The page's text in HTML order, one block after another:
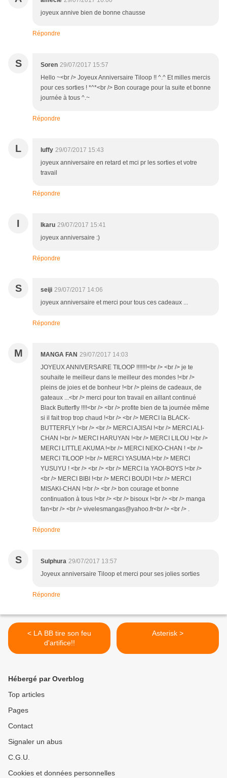
joyeux annive bien de bonne chausse
Répondre
S Soren 29/07/2017 15:57
Hello ~<br /> Joyeux Anniversaire Tiloop !! ^.^ Et milles mercis
pour ces sorties ! *^*<br /> Bon courage pour la suite et bonne
journée à tous ^.~
Répondre
L luffy 29/07/2017 15:43
joyeux anniversaire en retard et mci pr les sorties et votre
travail
Répondre
I Ikaru 29/07/2017 15:41
joyeux anniversaire :)
Répondre
S seiji 29/07/2017 14:06
joyeux anniversaire et merci pour tous ces cadeaux ...
Répondre
M MANGA FAN 29/07/2017 14:03
JOYEUX ANNIVERSAIRE TILOOP !!!!!!!<br /> <br /> je te
souhaite le meilleur dans le meilleur des mondes !<br />
pleins de joies et de bonheur !<br /> pleins de cadeaux, de
gateaux ...<br /> merci pour ton travail en aillant continué
Black Butterfly !!!!<br /> <br /> profite bien de ta journée même
si il fait trop trop chaud !<br /> <br /> MERCI la BLACK-
BUTTERFLY !<br /> <br /> MERCI AJISAI !<br /> MERCI ALI-
CHAN !<br /> MERCI HARUYAN !<br /> MERCI LILOU !<br />
MERCI LITTLE AKUMA !<br /> MERCI NEKO-CHAN ! <br />
MERCI TILOOP !<br /> MERCI YASUMA !<br /> MERCI
YUSUYU ! <br /> <br /> <br /> MERCI la YAOI-BOYS !<br />
<br /> MERCI BIBI !<br /> MERCI BOUDI !<br /> MERCI
MISAKI-CHAN !<br /> <br /> bon courage et bonne
continuation à tous !<br /> <br /> bisoux !<br /> <br /> manga
fan<br /> <br /> vivelesmangas@yahoo.fr<br /> <br /> .
Répondre
S Sulphura 29/07/2017 13:57
Joyeux anniversaire Tiloop et merci pour ses jolies sorties
Répondre
< LA BB tire son feu
d'artifice!!
Asterisk >
Hébergé par Overblog
Top articles
Pages
Contact
Signaler un abus
C.G.U.
Cookies et données personnelles